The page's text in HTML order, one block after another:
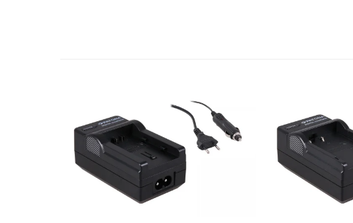
Incarcatoare auto
Telefoane mobile